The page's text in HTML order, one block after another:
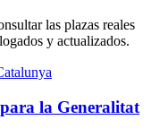
las plazas reales
y actualizados.
la Generalitat